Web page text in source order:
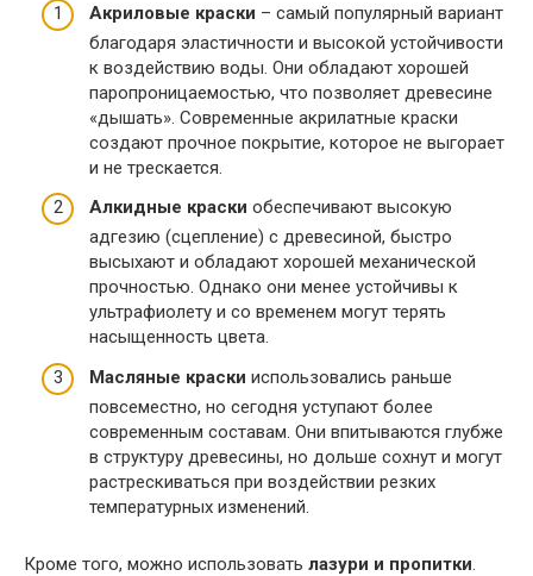
Акриловые краски – самый популярный вариант
благодаря эластичности и высокой устойчивости
к воздействию воды. Они обладают хорошей
паропроницаемостью, что позволяет древесине
«дышать». Современные акрилатные краски
создают прочное покрытие, которое не выгорает
и не трескается.
Алкидные краски обеспечивают высокую
адгезию (сцепление) с древесиной, быстро
высыхают и обладают хорошей механической
прочностью. Однако они менее устойчивы к
ультрафиолету и со временем могут терять
насыщенность цвета.
Масляные краски использовались раньше
повсеместно, но сегодня уступают более
современным составам. Они впитываются глубже
в структуру древесины, но дольше сохнут и могут
растрескиваться при воздействии резких
температурных изменений.
Кроме того, можно использовать лазури и пропитки